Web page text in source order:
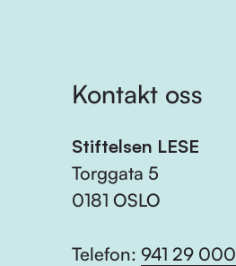
Kontakt oss
Stiftelsen LESE
Torggata 5
0181 OSLO
Telefon: 941 29 000